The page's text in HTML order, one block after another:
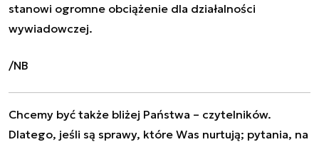
stanowi ogromne obciążenie dla działalności
wywiadowczej.
/NB
Chcemy być także bliżej Państwa – czytelników.
Dlatego, jeśli są sprawy, które Was nurtują; pytania, na